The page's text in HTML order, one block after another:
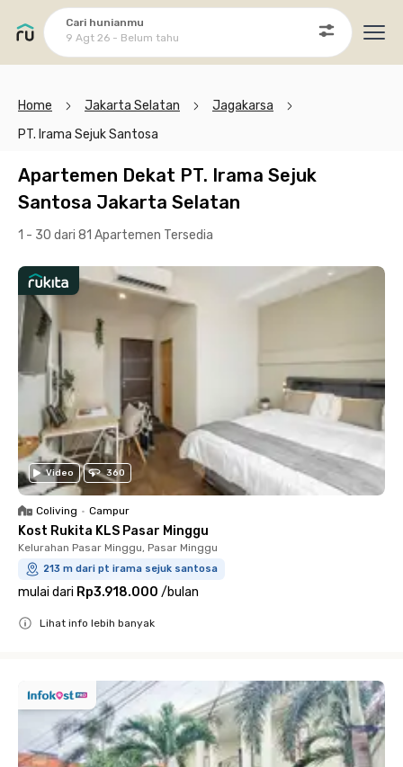
Cari hunianmu
9 Agt 26 - Belum tahu
Home Jakarta Selatan
Jagakarsa
PT. Irama Sejuk Santosa
Apartemen Dekat PT. Irama Sejuk
Santosa Jakarta Selatan
1 - 30 dari 81 Apartemen Tersedia
Video 360
Coliving • Campur
Kost Rukita KLS Pasar Minggu
Kelurahan Pasar Minggu, Pasar Minggu
213 m dari pt irama sejuk santosa
mulai dari Rp3.918.000 /bulan
Lihat info lebih banyak